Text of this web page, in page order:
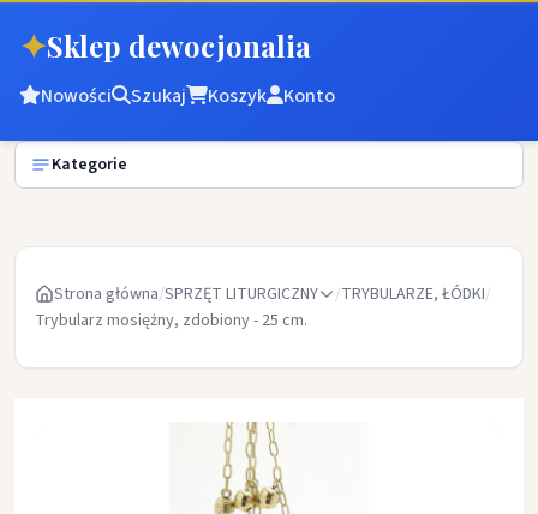
✦Sklep dewocjonalia
Nowości Szukaj Koszyk Konto
Kategorie
Strona główna/SPRZĘT LITURGICZNY /TRYBULARZE, ŁÓDKI/
Trybularz mosiężny, zdobiony - 25 cm.